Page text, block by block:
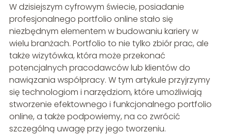
W dzisiejszym cyfrowym świecie, posiadanie
profesjonalnego portfolio online stało się
niezbędnym elementem w budowaniu kariery w
wielu branżach. Portfolio to nie tylko zbiór prac, ale
także wizytówka, która może przekonać
potencjalnych pracodawców lub klientów do
nawiązania współpracy. W tym artykule przyjrzymy
się technologiom i narzędziom, które umożliwiają
stworzenie efektownego i funkcjonalnego portfolio
online, a także podpowiemy, na co zwrócić
szczególną uwagę przy jego tworzeniu.